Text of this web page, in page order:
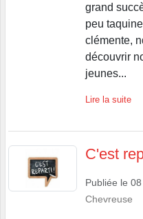
grand
peu
clémente,
découvrir
jeunes...
Lire la suite
C'est
Publiée le
Chevreuse